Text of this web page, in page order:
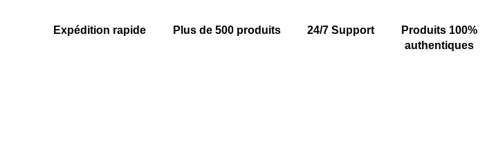
Expédition rapide Plus de 500 produits 24/7 Support
Produits 100%
authentiques